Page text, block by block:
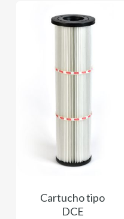
Cartucho tipo
DCE